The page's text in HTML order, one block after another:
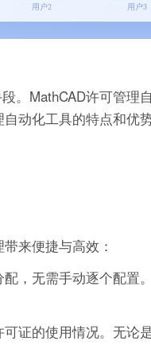
。MathCAD许可管理
动化工具的特点和优
来便捷与高效：
，无需手动逐个配置
证的使用情况。无论